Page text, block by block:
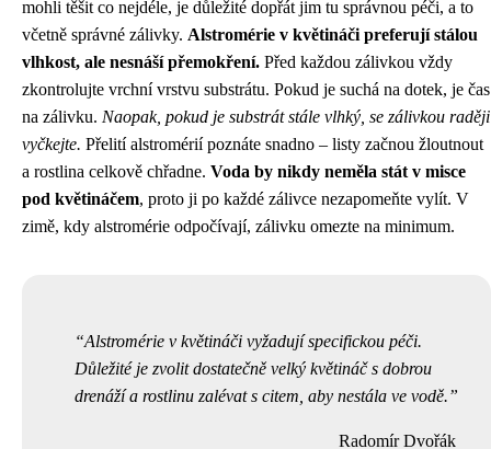
mohli těšit co nejdéle, je důležité dopřát jim tu správnou péči, a to
včetně správné zálivky. Alstromérie v květináči preferují stálou
vlhkost, ale nesnáší přemokření. Před každou zálivkou vždy
zkontrolujte vrchní vrstvu substrátu. Pokud je suchá na dotek, je čas
na zálivku. Naopak, pokud je substrát stále vlhký, se zálivkou raději
vyčkejte. Přelití alstromérií poznáte snadno – listy začnou žloutnout
a rostlina celkově chřadne. Voda by nikdy neměla stát v misce
pod květináčem, proto ji po každé zálivce nezapomeňte vylít. V
zimě, kdy alstromérie odpočívají, zálivku omezte na minimum.
Alstromérie v květináči vyžadují specifickou péči.
Důležité je zvolit dostatečně velký květináč s dobrou
drenáží a rostlinu zalévat s citem, aby nestála ve vodě.
Radomír Dvořák